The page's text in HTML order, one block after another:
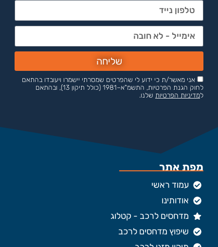
אני מאשר/ת כי ידוע לי שהפרטים שמסרתי יישמרו ויעובדו בהתאם
לחוק הגנת הפרטיות, התשמ"א–1981 (כולל תיקון 13), ובהתאם
למדיניות הפרטיות שלנו.
שליחה
מפת אתר
עמוד ראשי
אודותינו
מדחסים לרכב - קטלוג
שיפוץ מדחסים לרכב